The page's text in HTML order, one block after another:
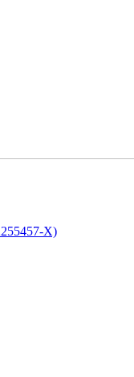
X)